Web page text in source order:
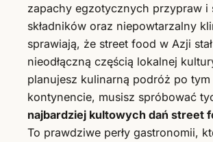
zapachy egzotycznych przypraw i
składników oraz niepowtarzalny
sprawiają, że street food w Azji
nieodłączną częścią lokalnej
planujesz kulinarną podróż po tym
kontynencie, musisz spróbować
najbardziej kultowych dań street
To prawdziwe perły gastronomii,